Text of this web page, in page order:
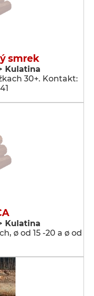
smrek
Kulatina
30+. Kontakt:
Kulatina
ø od 15 -20 a ø od